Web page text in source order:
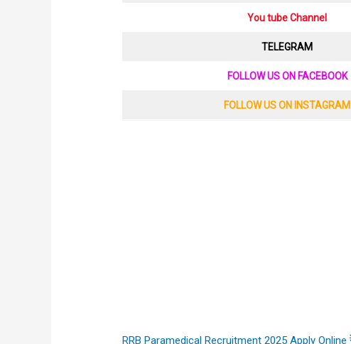
You tube Channel
TELEGRAM
FOLLOW US ON FACEBOOK
FOLLOW US ON INSTAGRAM
RRB Paramedical Recruitment 2025 Apply Online